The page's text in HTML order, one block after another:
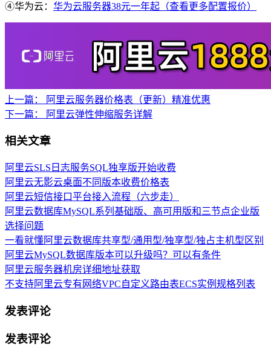
④华为云： 华为云服务器38元一年起（查看更多配置报价）
上一篇：
阿里云服务器价格表（更新）精准优惠
下一篇：
阿里云弹性伸缩服务详解
相关文章
阿里云SLS日志服务SQL独享版开始收费
阿里云无影云桌面不同版本收费价格表
阿里云短信接口平台接入流程（六步走）
阿里云数据库MySQL系列基础版、高可用版和三节点企业版
选择问题
一看就懂阿里云数据库共享型/通用型/独享型/独占主机型区别
阿里云MySQL数据库版本可以升级吗？可以有条件
阿里云服务器机房详细地址获取
不支持阿里云专有网络VPC自定义路由表ECS实例规格列表
发表评论
发表评论